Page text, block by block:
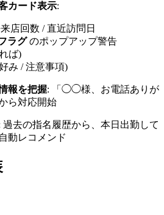
カード表示:
店回数 / 直近訪問日
ラグのポップアップ警告
ば)
み / 注意事項)
報を把握: 「◯◯様、お電話ありが
ら対応開始
過去の指名履歴から、本日出勤して
動レコメンド